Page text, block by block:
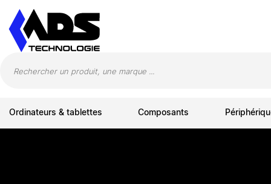
Ordinateurs & tablettes Composants